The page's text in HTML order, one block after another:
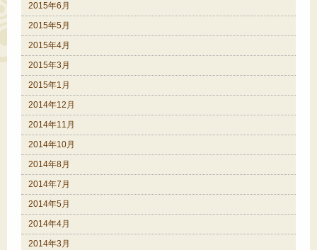
2015年6月
2015年5月
2015年4月
2015年3月
2015年1月
2014年12月
2014年11月
2014年10月
2014年8月
2014年7月
2014年5月
2014年4月
2014年3月